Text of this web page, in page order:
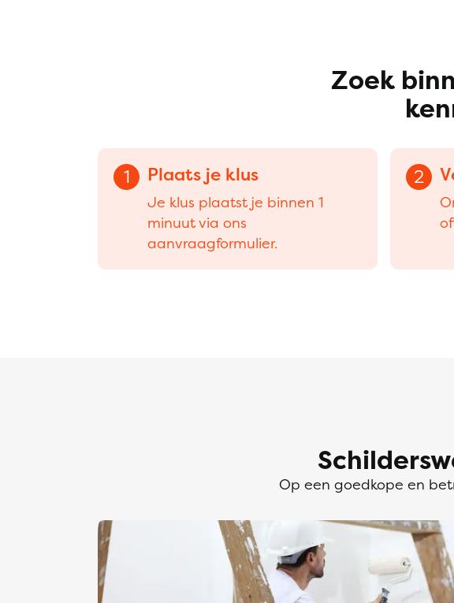
Zoek
1 Plaats je klus
Je klus plaatst je binnen 1
minuut via ons
aanvraagformulier.
2
Op een goedkope en